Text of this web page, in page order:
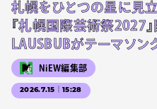
札幌をひとつの星に見
『札幌国際芸術祭2027』
LAUSBUBがテーマソン
NiEW編集部
2026.7.15｜15:28